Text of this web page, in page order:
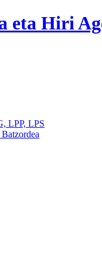
eta Hiri
LPP, LPS